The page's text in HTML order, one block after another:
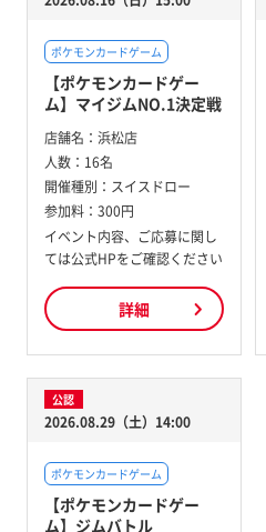
ポケモンカードゲーム
【ポケモンカードゲー
ム】マイジムNO.1決定戦
店舗名： 浜松店
人数： 16名
開催種別： スイスドロー
参加料： 300円
イベント内容、ご応募に関し
ては公式HPをご確認ください
詳細
公認
2026.08.29（土）14:00
ポケモンカードゲーム
【ポケモンカードゲー
ム】ジムバトル